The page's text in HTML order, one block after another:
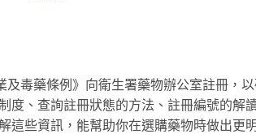
毒藥條例》向衛生署藥物辦公室註冊，
度、查詢註冊狀態的方法、註冊編號的解
這些資訊，能幫助你在選購藥物時做出更